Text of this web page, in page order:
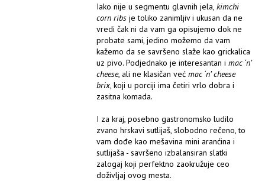
Iako nije u segmentu glavnih jela,kimchi
corn ribs je toliko zanimljiv i ukusan da ne
vredi čak ni da vam ga opisujemo dok ne
probate sami, jedino možemo da vam
kažemo da se savršeno slaže kao grickalica
uz pivo. Podjednako je interesantan imac ‘n’
cheese, ali ne klasičan većmac ‘n’ cheese
brix , koji u porciji ima četiri vrlo dobra i
zasitna komada.
I za kraj, posebno gastronomsko ludilo
zvano hrskavi sutlijaš, slobodno rečeno, to
vam dođe kao mešavina mini aranćina i
sutlijaša - savršeno izbalansiran slatki
zalogaj koji perfektno zaokružuje ceo
doživljaj ovog mesta.